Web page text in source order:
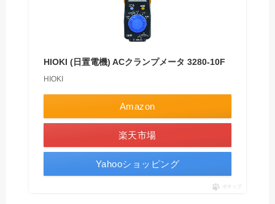
HIOKI (日置電機) ACクランプメータ 3280-10F
HIOKI
Amazon
楽天市場
Yahooショッピング
ポチップ